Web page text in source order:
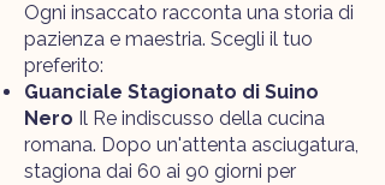
Ogni insaccato racconta una storia di
pazienza e maestria. Scegli il tuo
preferito:
Guanciale Stagionato di Suino
Nero Il Re indiscusso della cucina
romana. Dopo un'attenta asciugatura,
stagiona dai 60 ai 90 giorni per